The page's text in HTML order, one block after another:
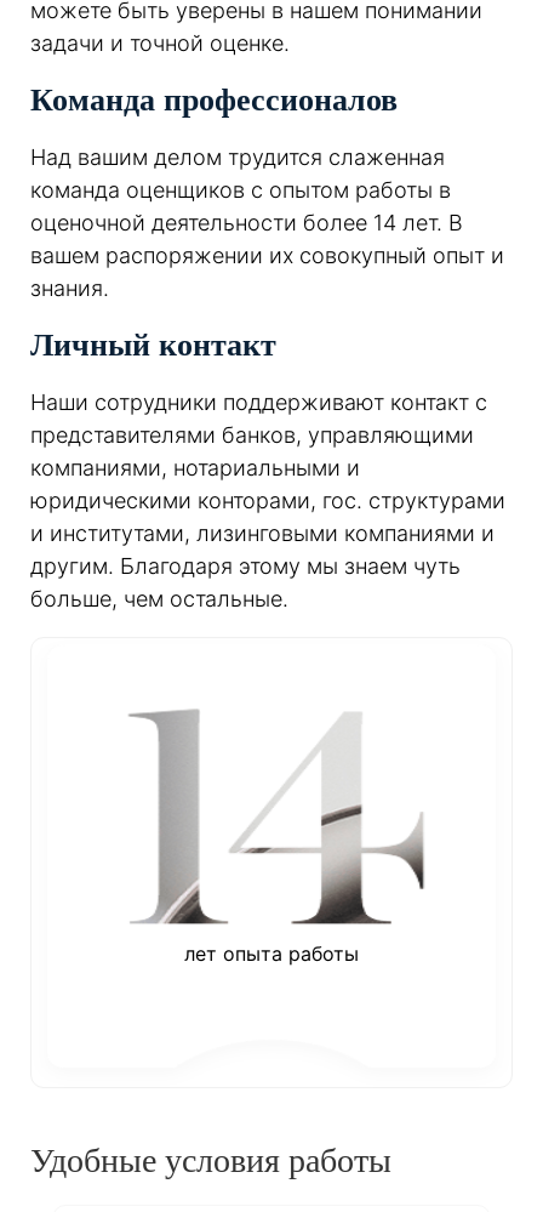
можете быть уверены в нашем понимании
задачи и точной оценке.
Команда профессионалов
Над вашим делом трудится слаженная
команда оценщиков с опытом работы в
оценочной деятельности более 14 лет. В
вашем распоряжении их совокупный опыт и
знания.
Личный контакт
Наши сотрудники поддерживают контакт с
представителями банков, управляющими
компаниями, нотариальными и
юридическими конторами, гос. структурами
и институтами, лизинговыми компаниями и
другим. Благодаря этому мы знаем чуть
больше, чем остальные.
лет опыта работы
Удобные условия работы